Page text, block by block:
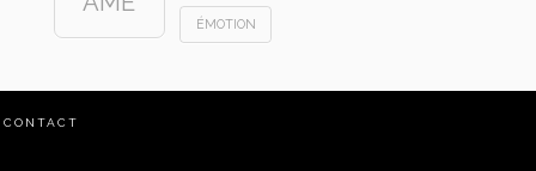
ÉMOTION
CONTACT